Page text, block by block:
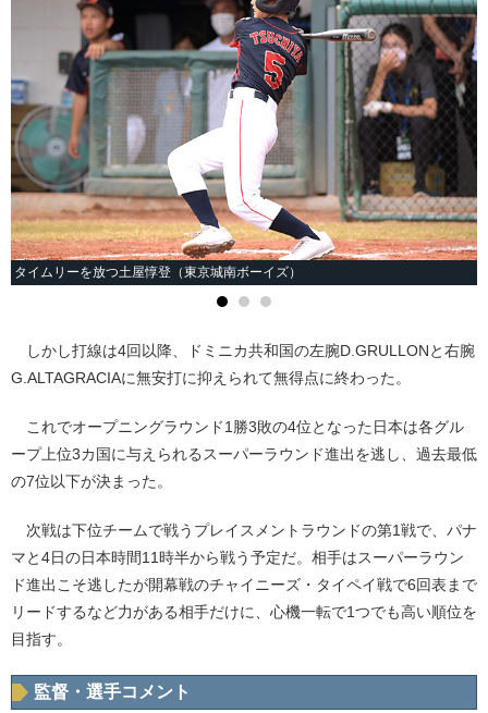
タイムリーを放つ土屋惇登（東京城南ボーイズ）
しかし打線は4回以降、ドミニカ共和国の左腕D.GRULLONと右腕
G.ALTAGRACIAに無安打に抑えられて無得点に終わった。
これでオープニングラウンド1勝3敗の4位となった日本は各グル
ープ上位3カ国に与えられるスーパーラウンド進出を逃し、過去最低
の7位以下が決まった。
次戦は下位チームで戦うプレイスメントラウンドの第1戦で、パナ
マと4日の日本時間11時半から戦う予定だ。相手はスーパーラウン
ド進出こそ逃したが開幕戦のチャイニーズ・タイペイ戦で6回表まで
リードするなど力がある相手だけに、心機一転で1つでも高い順位を
目指す。
監督・選手コメント